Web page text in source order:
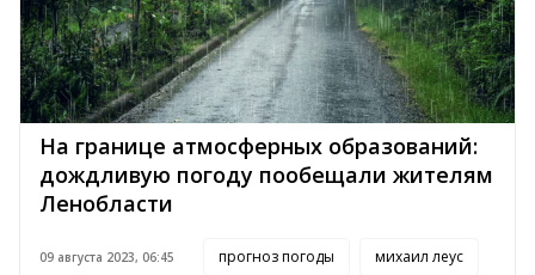
На границе атмосферных образований:
дождливую погоду пообещали жителям
Ленобласти
09 августа 2023, 06:45 прогноз погоды михаил леус